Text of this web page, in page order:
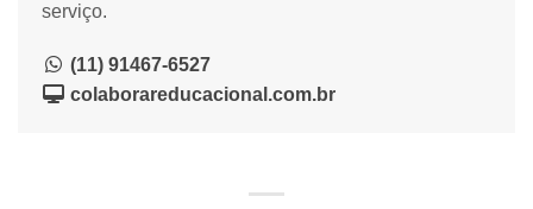
serviço.
(11) 91467-6527
colaborareducacional.com.br